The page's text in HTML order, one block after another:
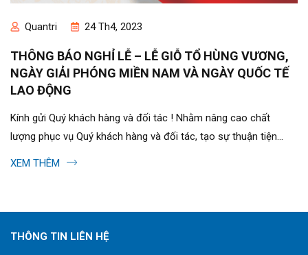
Quantri 24 Th4, 2023
THÔNG BÁO NGHỈ LỄ – LỄ GIỖ TỔ HÙNG VƯƠNG,
NGÀY GIẢI PHÓNG MIỀN NAM VÀ NGÀY QUỐC TẾ
LAO ĐỘNG
Kính gửi Quý khách hàng và đối tác ! Nhằm nâng cao chất
lượng phục vụ Quý khách hàng và đối tác, tạo sự thuận tiện
trong việc lập kế...
XEM THÊM
THÔNG TIN LIÊN HỆ